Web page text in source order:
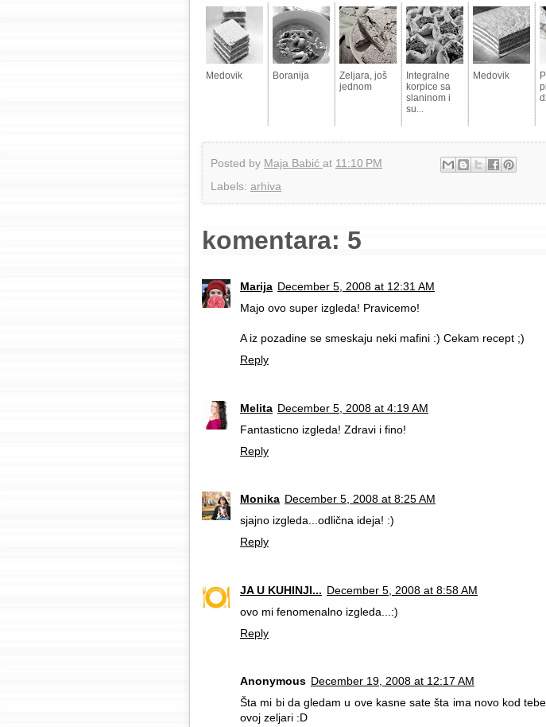
Medovik Boranija
Zeljara, još
jednom
Integralne
korpice sa
slaninom i
su...
Medovik
Posted by Maja Babić at 11:10 PM
Labels: arhiva
komentara: 5
Marija December 5, 2008 at 12:31 AM
Majo ovo super izgleda! Pravicemo!
A iz pozadine se smeskaju neki mafini :) Cekam recept ;)
Reply
Melita December 5, 2008 at 4:19 AM
Fantasticno izgleda! Zdravi i fino!
Reply
Monika December 5, 2008 at 8:25 AM
sjajno izgleda...odlična ideja! :)
Reply
JA U KUHINJI... December 5, 2008 at 8:58 AM
ovo mi fenomenalno izgleda...:)
Reply
Anonymous December 19, 2008 at 12:17 AM
Šta mi bi da gledam u ove kasne sate šta ima novo kod
ovoj zeljari :D